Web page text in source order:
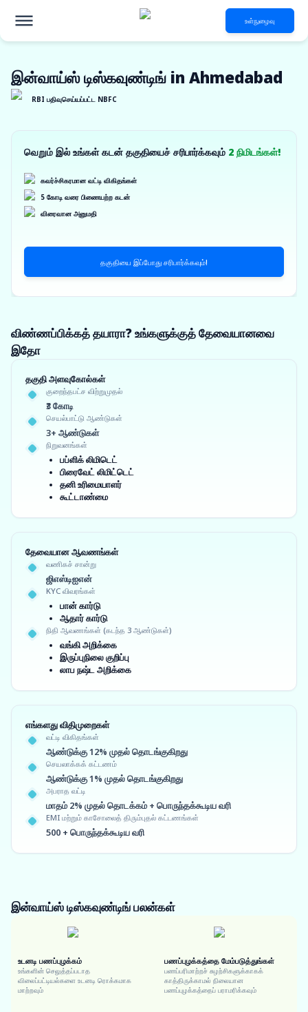
உள்நுழைவு
இன்வாய்ஸ் டிஸ்கவுண்டிங் in Ahmedabad
RBI பதிவுசெய்யப்பட்ட NBFC
வெறும் இல் உங்கள் கடன் தகுதியைச் சரிபார்க்கவும் 2 நிமிடங்கள்!
கவர்ச்சிகரமான வட்டி விகிதங்கள்
5 கோடி வரை பிணையற்ற கடன்
விரைவான அனுமதி
தகுதியை இப்போது சரிபார்க்கவும்!
விண்ணப்பிக்கத் தயாரா? உங்களுக்குத் தேவையானவை
இதோ
தகுதி அளவுகோல்கள்
குறைந்தபட்ச விற்றுமுதல்
₹3 கோடி
செயல்பாட்டு ஆண்டுகள்
3+ ஆண்டுகள்
நிறுவனங்கள்
பப்ளிக் லிமிடெட்
பிரைவேட் லிமிட்டெட்
தனி உரிமையாளர்
கூட்டாண்மை
தேவையான ஆவணங்கள்
வணிகச் சான்று
ஜிஎஸ்டிஐஎன்
KYC விவரங்கள்
பான் கார்டு
ஆதார் கார்டு
நிதி ஆவணங்கள் (கடந்த 3 ஆண்டுகள்)
வங்கி அறிக்கை
இருப்புநிலை குறிப்பு
லாப நஷ்ட அறிக்கை
எங்களது விதிமுறைகள்
வட்டி விகிதங்கள்
ஆண்டுக்கு 12% முதல் தொடங்குகிறது
செயலாக்கக் கட்டணம்
ஆண்டுக்கு 1% முதல் தொடங்குகிறது
அபராத வட்டி
மாதம் 2% முதல் தொடக்கம் + பொருந்தக்கூடிய வரி
EMI மற்றும் காசோலைத் திரும்புதல் கட்டணங்கள்
500 + பொருந்தக்கூடிய வரி
இன்வாய்ஸ் டிஸ்கவுண்டிங்பலன்கள்
உடனடி பணப்புழக்கம்
உங்களின் செலுத்தப்படாத
விலைப்பட்டியல்களை உடனடி ரொக்கமாக
மாற்றவும்
பணப்புழக்கத்தை மேம்படுத்துங்கள்
பணப்பரிமாற்றச் சுழற்சிகளுக்காகக்
காத்திருக்காமல் நிலையான
பணப்புழக்கத்தைப் பராமரிக்கவும்